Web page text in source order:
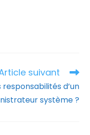
suivant
d’un
système ?